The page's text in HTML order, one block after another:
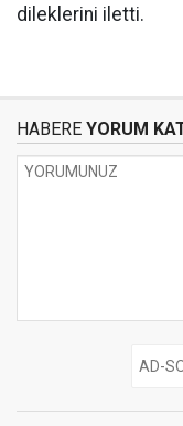
dileklerini iletti.
HABERE YORUM